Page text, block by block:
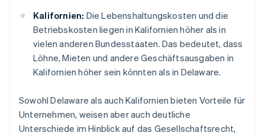
Kalifornien: Die Lebenshaltungskosten und die
Betriebskosten liegen in Kalifornien höher als in
vielen anderen Bundesstaaten. Das bedeutet, dass
Löhne, Mieten und andere Geschäftsausgaben in
Kalifornien höher sein könnten als in Delaware.
Sowohl Delaware als auch Kalifornien bieten Vorteile für
Unternehmen, weisen aber auch deutliche
Unterschiede im Hinblick auf das Gesellschaftsrecht,